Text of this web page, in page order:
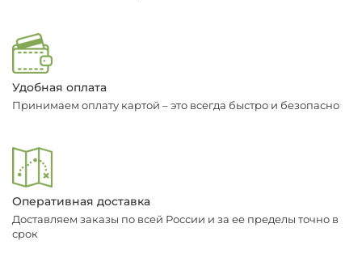
Удобная оплата
Принимаем оплату картой – это всегда быстро и безопасно
Оперативная доставка
Доставляем заказы по всей России и за ее пределы точно в
срок